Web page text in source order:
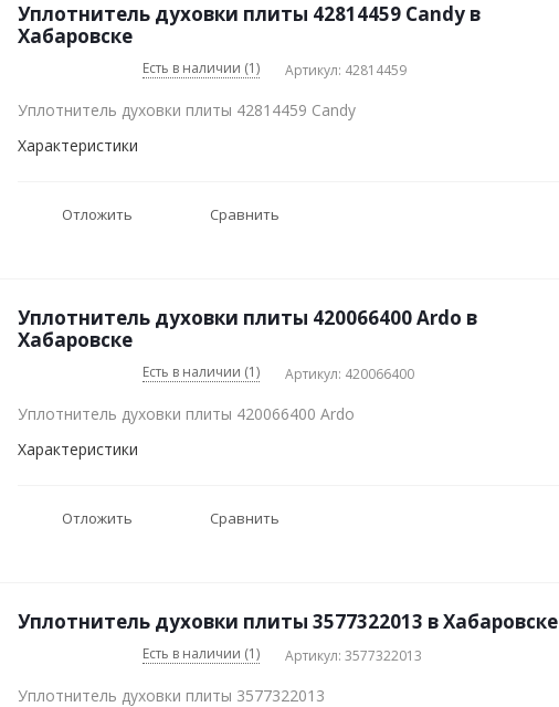
Уплотнитель духовки плиты 42814459 Candy в
Хабаровске
Есть в наличии (1) Артикул: 42814459
Уплотнитель духовки плиты 42814459 Candy
Характеристики
Отложить Сравнить
Уплотнитель духовки плиты 420066400 Ardo в
Хабаровске
Есть в наличии (1) Артикул: 420066400
Уплотнитель духовки плиты 420066400 Ardo
Характеристики
Отложить Сравнить
Уплотнитель духовки плиты 3577322013 в Хабаровске
Есть в наличии (1) Артикул: 3577322013
Уплотнитель духовки плиты 3577322013